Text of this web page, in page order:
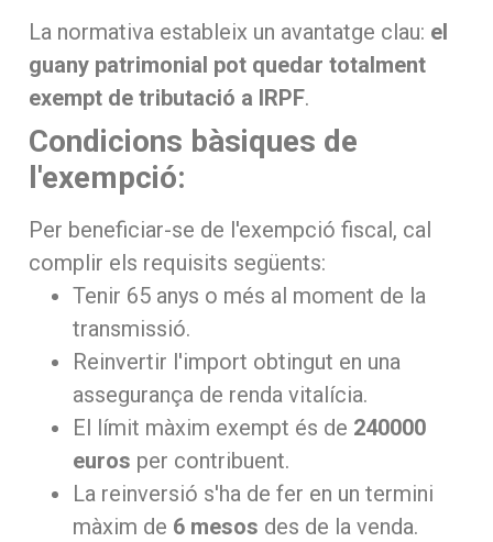
La normativa estableix un avantatge clau: el
guany patrimonial pot quedar totalment
exempt de tributació a IRPF.
Condicions bàsiques de
l'exempció:
Per beneficiar-se de l'exempció fiscal, cal
complir els requisits següents:
Tenir 65 anys o més al moment de la
transmissió.
Reinvertir l'import obtingut en una
assegurança de renda vitalícia.
El límit màxim exempt és de 240000
euros per contribuent.
La reinversió s'ha de fer en un termini
màxim de 6 mesos des de la venda.